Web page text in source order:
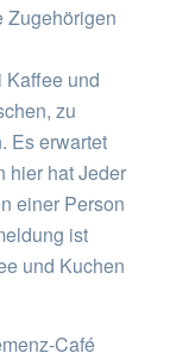
Zugehörigen
Kaffee und
zu
Es erwartet
hier hat Jeder
einer Person
ist
und Kuchen
Café